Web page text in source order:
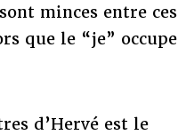
minces entre ces
que le “je” occupe
d’Hervé est le